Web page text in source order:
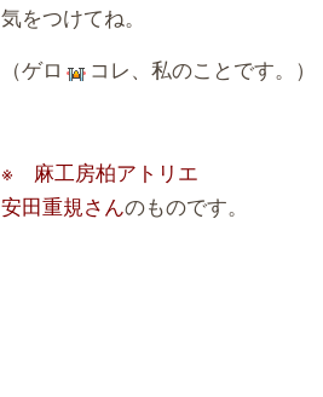
気をつけてね。
（ゲロ
コレ、私のことです。）
※ 麻工房柏アトリエ
安田重規さんのものです。